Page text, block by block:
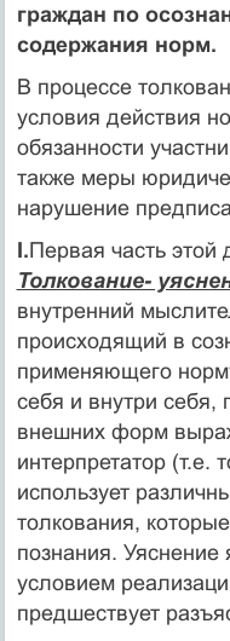
граждан по
содержания норм.
В процессе
условия действия
обязанности
также меры
нарушение
I.Первая часть этой
Толкование-
внутренний
происходящий в
применяющего
себя и внутри себя,
внешних форм
интерпретатор (т.е.
использует
толкования,
познания.
условием
предшествует